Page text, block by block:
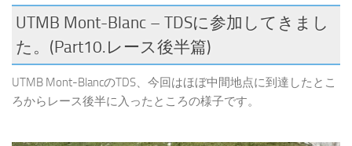
UTMB Mont-Blanc – TDSに参加してきまし
た。(Part10.レース後半篇)
UTMB Mont-BlancのTDS、今回はほぼ中間地点に到達したとこ
ろからレース後半に入ったところの様子です。